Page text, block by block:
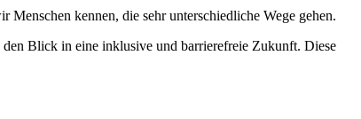
kennen, die sehr unterschiedliche Wege gehen.
Blick in eine inklusive und barrierefreie Zukunft. Diese